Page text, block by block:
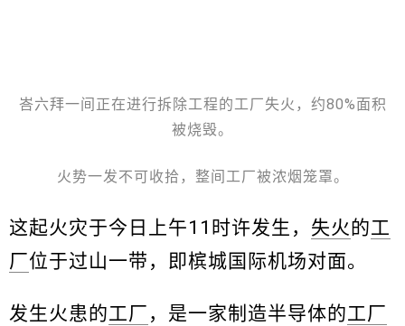
峇六拜一间正在进行拆除工程的工厂失火，约80%面积
被烧毁。
火势一发不可收拾，整间工厂被浓烟笼罩。
这起火灾于今日上午11时许发生， 失火的工
厂位于过山一带，即槟城国际机场对面。
发生火患的工厂 ，是一家制造半导体的工厂